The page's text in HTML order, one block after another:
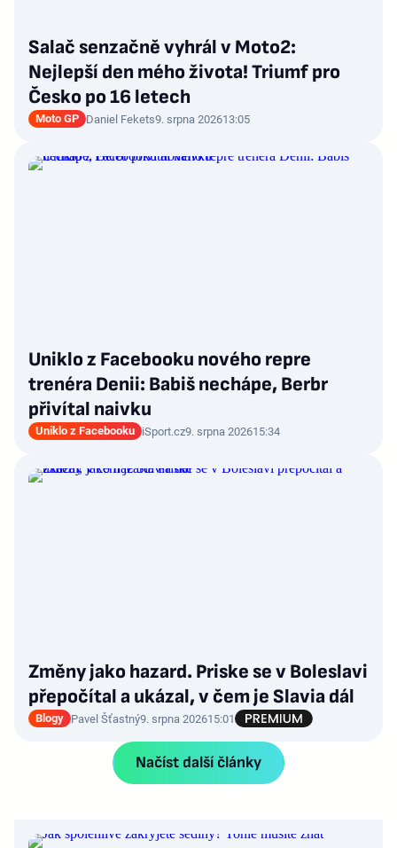
Salač senzačně vyhrál v Moto2:
Nejlepší den mého života! Triumf pro
Česko po 16 letech
Moto GP Daniel Fekets9. srpna 202613:05
Uniklo z Facebooku nového repre
trenéra Denii: Babiš nechápe, Berbr
přivítal naivku
Uniklo z Facebooku iSport.cz9. srpna 202615:34
Změny jako hazard. Priske se v Boleslavi
přepočítal a ukázal, v čem je Slavia dál
Blogy Pavel Šťastný9. srpna 202615:01
Načíst další články